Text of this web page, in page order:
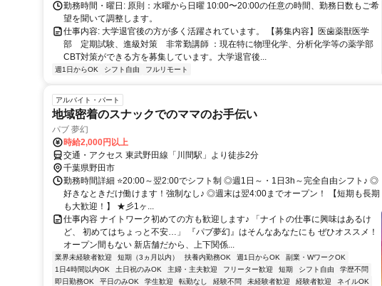
勤務時間・曜日: 原則：水曜から日曜 10:00〜20:00の任意の時間、勤務日数もご希
望を聞いて調整します。
仕事内容: 大学退官後の方が多く活躍されています。 【募集内容】医歯薬獣医学
部 定期試験、進級対策 非常勤講師 ：現在特に物理化学、分析化学等の薬学部
CBT対策ができる方を募集しています。大学退官後...
週1日からOK シフト自由 フルリモート
アルバイト・パート
地域密着のスナックでのママのお手伝い
パブ 夢幻
時給2,000円以上
交通・アクセス 東武野田線「川間駅」より徒歩2分
千葉県野田市
勤務時間詳細 ⭐20:00～翌2:00でシフト制 ◎週1日～・1日3h～完全自由シフト♪ ◎
好きなときだけ働けます！強制なし♪ ◎週末は翌4:00までオープン！ 【短期も長期
も大歓迎！】 ★彡1ヶ...
仕事内容 ナイトワーク初めての方も歓迎します♪ 「ナイトの仕事に興味はあるけ
ど、 初めてはちょっと不安…」 『パブ夢幻』はそんなあなたにも ぜひオススメ！
オープン間もない 新店舗だから、上下関係...
業界未経験者歓迎 短期（3ヵ月以内） 扶養内勤務OK 週1日からOK
副業・WワークOK
1日4時間以内OK
土日祝のみOK 主婦・主夫歓迎 フリーター歓迎 短期 シフト自由
学歴不問
即日勤務OK
平日のみOK 学生歓迎 転勤なし 経験不問 未経験者歓迎 経験者歓迎 ネイルOK